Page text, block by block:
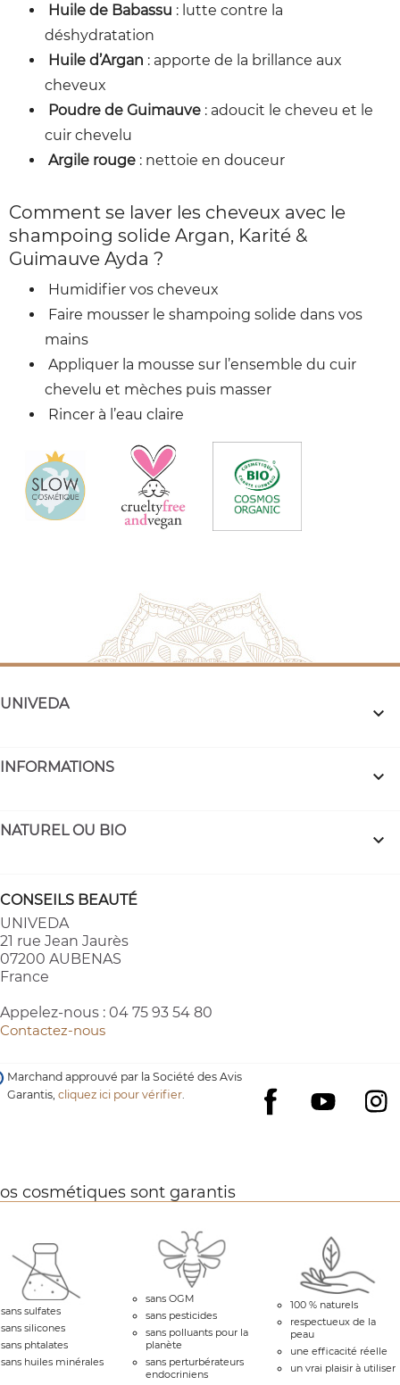
Huile de Babassu : lutte contre la
déshydratation
Huile d’Argan : apporte de la brillance aux
cheveux
Poudre de Guimauve : adoucit le cheveu et le
cuir chevelu
Argile rouge : nettoie en douceur
Comment se laver les cheveux avec le
shampoing solide Argan, Karité &
Guimauve Ayda ?
Humidifier vos cheveux
Faire mousser le shampoing solide dans vos
mains
Appliquer la mousse sur l’ensemble du cuir
chevelu et mèches puis masser
Rincer à l’eau claire
UNIVEDA 
INFORMATIONS 
NATUREL OU BIO 
CONSEILS BEAUTÉ
UNIVEDA
21 rue Jean Jaurès
07200 AUBENAS
France
Appelez-nous : 04 75 93 54 80
Contactez-nous
Facebook
YouTube
Marchand approuvé par la Société des Avis
Garantis,cliquez ici pour vérifier.
cosmétiques sont garantis
sans sulfates
sans silicones
sans phtalates
sans huiles minérales
sans OGM
sans pesticides
sans polluants pour la
planète
sans perturbérateurs
endocriniens
100 % naturels
respectueux de la
peau
une efficacité réelle
un vrai plaisir à utiliser